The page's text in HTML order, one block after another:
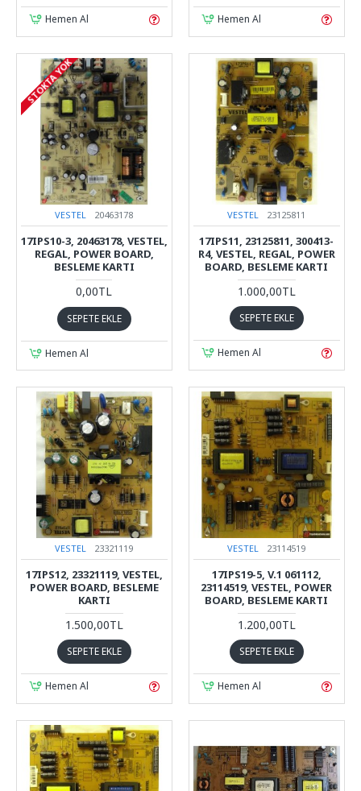
Hemen Al Hemen Al
STOKTA YOK
VESTEL 20463178
17IPS10-3, 20463178, VESTEL,
REGAL, POWER BOARD,
BESLEME KARTI
0,00TL
SEPETE EKLE
Hemen Al
VESTEL 23125811
17IPS11, 23125811, 300413-
R4, VESTEL, REGAL, POWER
BOARD, BESLEME KARTI
1.000,00TL
SEPETE EKLE
Hemen Al
VESTEL 23321119
17IPS12, 23321119, VESTEL,
POWER BOARD, BESLEME
KARTI
1.500,00TL
SEPETE EKLE
Hemen Al
VESTEL 23114519
17IPS19-5, V.1 061112,
23114519, VESTEL, POWER
BOARD, BESLEME KARTI
1.200,00TL
SEPETE EKLE
Hemen Al